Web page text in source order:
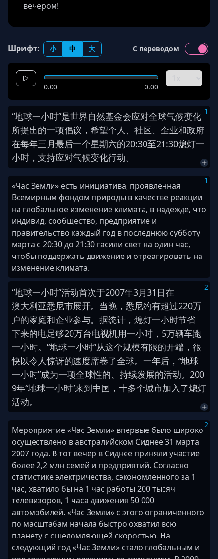
вечером!
Шрифт: 小 中 大 С переводом
0:00 0:00
1
“地球一小时”是世界自然基金会应对全球气候变化
所提出的一项倡议 ， 希望个人 、 社区、 企业和政府
在每年三月最后一个星期六的20:30至21:30熄灯一
小时 ， 支持应对气候变化行动。
1
«Час Земли» есть инициатива, проявленная
Всемирным фондом природы в качестве реакции
на глобальное изменение климата, в надежде, что
индивид, сообщество, предприятие и
правительство каждый год в последнюю субботу
марта с 20:30 до 21:30 гасили свет на один час,
чтобы поддержать движение и отреагировать на
изменение климата.
2
“地球一小时”活动首次于2007年3月31 日在
澳大利亚悉尼市展开。 当晚 ， 悉尼约有超过220万
户的家庭和企业参与。 据统计 ， 熄灯一小时节省
下来的电足够20万台电视机用一小时 ， 5万辆车跑
一小时。 “地球一小时”从这个规模有限的开端 ， 很
快以令人惊讶的速度席卷了全球。 一年后 ， “地球
一小时”成为一项全球性的、 持续发展的活动。 200
9年“地球一小时”来到中国 ， 十多个城市加入了熄灯
活动。
2
Мероприятие «Час Земли» впервые было широко
осуществлено в австралийском Сиднее 31 марта
2007 года. В тот вечер в Сиднее приняли участие
более 2,2 млн семей и предприятий. Согласно
статистике электричества, сэкономленного за 1
час, хватило бы на 1 час работы 200 тысяч
телевизоров, 1 часа движения 50 000
автомобилей. «Час Земли» с этого ограниченного
по масштабам начала быстро охватил всю
планету с ошеломляющей скоростью. На
следующий год «Час Земли» стало глобальным и